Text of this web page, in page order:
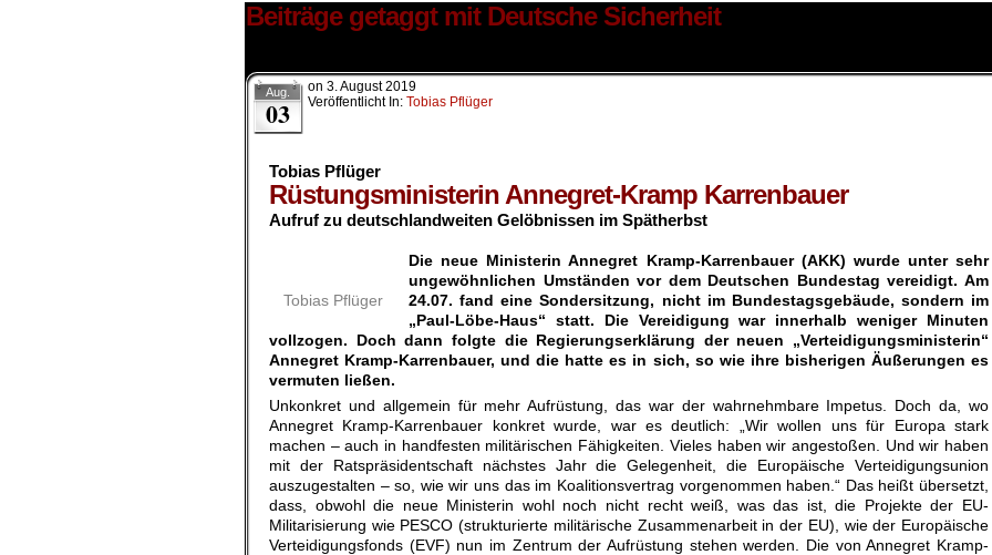
Beiträge getaggt mit Deutsche Sicherheit
Aug.
03
on 3. August 2019
Veröffentlicht In: Tobias Pflüger
Tobias Pflüger
Rüstungsministerin Annegret-Kramp Karrenbauer
Aufruf zu deutschlandweiten Gelöbnissen im Spätherbst
Tobias Pflüger
Die neue Ministerin Annegret Kramp-Karrenbauer (AKK) wurde unter sehr
ungewöhnlichen Umständen vor dem Deutschen Bundestag vereidigt. Am
24.07. fand eine Sondersitzung, nicht im Bundestagsgebäude, sondern im
„Paul-Löbe-Haus“ statt. Die Vereidigung war innerhalb weniger Minuten
vollzogen. Doch dann folgte die Regierungserklärung der neuen „Verteidigungsministerin“
Annegret Kramp-Karrenbauer, und die hatte es in sich, so wie ihre bisherigen Äußerungen es
vermuten ließen.
Unkonkret und allgemein für mehr Aufrüstung, das war der wahrnehmbare Impetus. Doch da, wo
Annegret Kramp-Karrenbauer konkret wurde, war es deutlich: „Wir wollen uns für Europa stark
machen – auch in handfesten militärischen Fähigkeiten. Vieles haben wir angestoßen. Und wir haben
mit der Ratspräsidentschaft nächstes Jahr die Gelegenheit, die Europäische Verteidigungsunion
auszugestalten – so, wie wir uns das im Koalitionsvertrag vorgenommen haben.“ Das heißt übersetzt,
dass, obwohl die neue Ministerin wohl noch nicht recht weiß, was das ist, die Projekte der EU-
Militarisierung wie PESCO (strukturierte militärische Zusammenarbeit in der EU), wie der Europäische
Verteidigungsfonds (EVF) nun im Zentrum der Aufrüstung stehen werden. Die von Annegret Kramp-